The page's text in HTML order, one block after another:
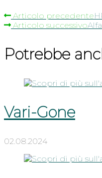
Articolo precedente
Articolo successivo
Potrebbe
Vari-Gone
02.08.2024